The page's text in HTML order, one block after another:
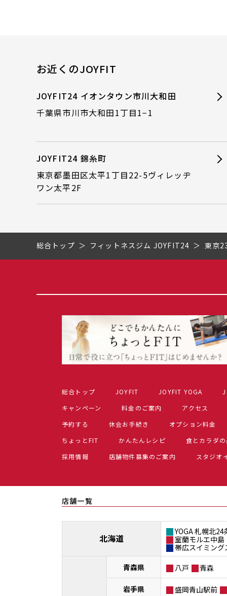
お近くのJOYFIT
JOYFIT24 イオンタウン市川大和田
千葉県市川市大和田1丁目1−1
JOYFIT24 錦糸町
東京都墨田区太平1丁目22-5ヴィレッヂ
ワン太平2F
総合トップ フィットネスジム JOYFIT24 東京
総合トップ JOYFIT JOYFIT YOGA
キャンペーン
料金のご案内 アクセス
予約する
休会お手続き オプション料金
ちょっとFIT
かんたんレシピ 食とカラダ
採用情報
店舗物件募集のご案内 スタジオ
店舗一覧
北海道
YOGA 札幌北24
室蘭モルエ中島
帯広スイミング
青森県 八戸 青森
岩手県 盛岡青山駅前